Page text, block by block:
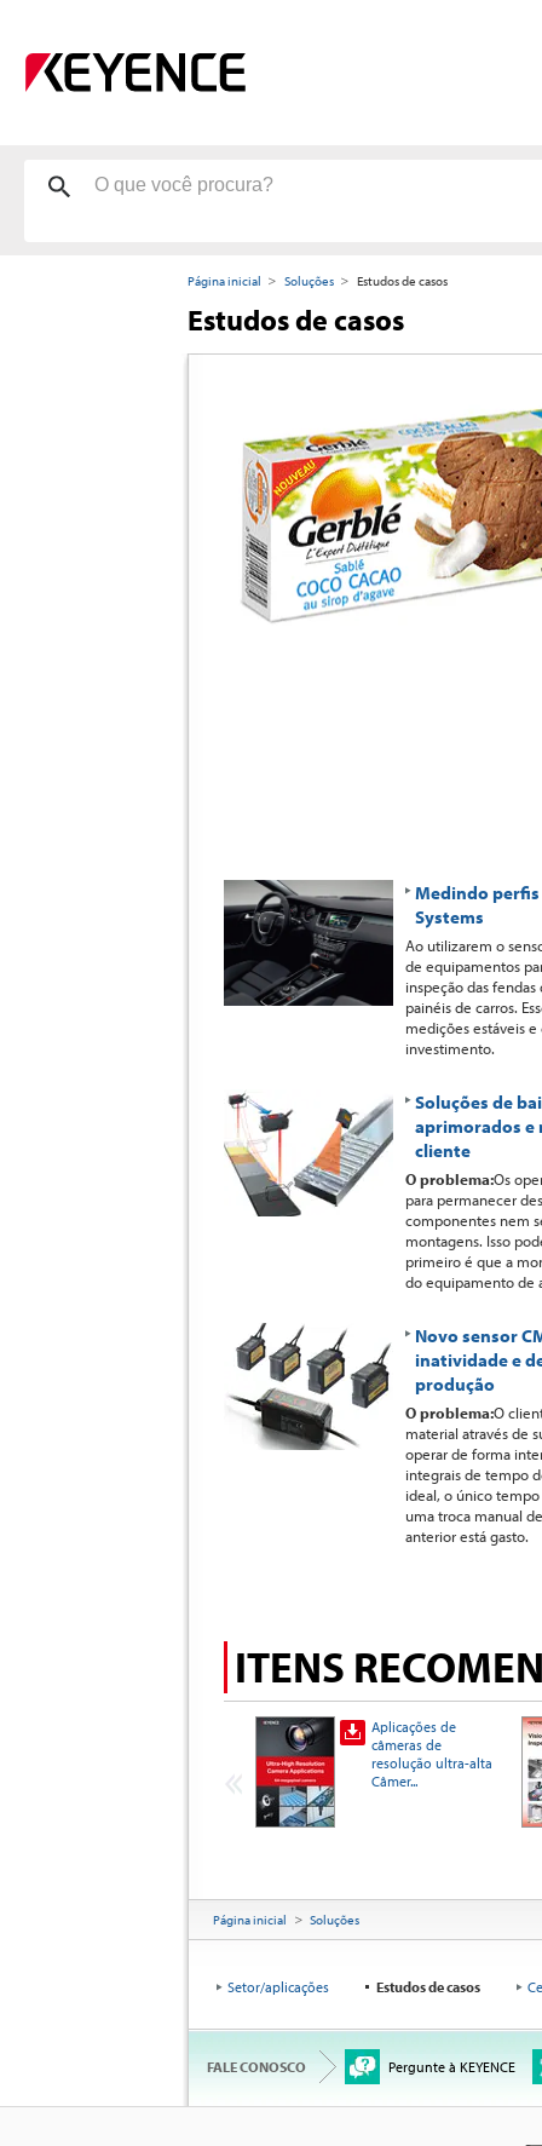
Página inicial Soluções Estudos de casos
Estudos de casos
Medindo
Systems
Ao utilizarem o
de equipamentos
inspeção das
painéis de carros.
medições estáveis
investimento.
Soluções de
aprimorados e
cliente
O problema:Os
para permanecer
componentes nem
montagens. Isso
primeiro é que a
do equipamento de
Novo sensor
inatividade e
produção
O problema:O
material através de
operar de forma
integrais de tempo
ideal, o único
uma troca manual
anterior está gasto.
ITENS
Aplicações de
câmeras de
resolução ultra-alta
Câmer...
Página inicial Soluções
Setor/aplicações Estudos de casos
FALE CONOSCO Pergunte à KEYENCE